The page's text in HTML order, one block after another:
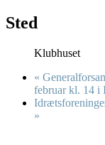
Sted
Klubhuset
«
februar kl. 14 i
»